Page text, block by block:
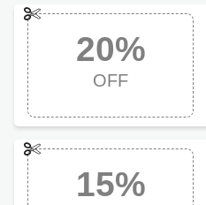
20%
OFF
15%